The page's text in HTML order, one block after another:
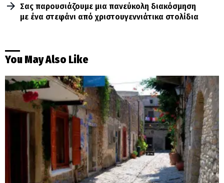
Σας παρουσιάζουμε μια πανεύκολη διακόσμηση
με ένα στεφάνι από χριστουγεννιάτικα στολίδια
You May Also Like